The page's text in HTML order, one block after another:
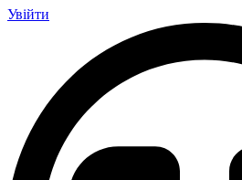
Увійти